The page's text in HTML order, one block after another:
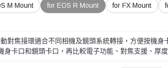
M Mount for EOS R Mount for FX Mount
對焦接環適合不同相機及鏡頭系統轉接，方便按機身
身卡口和鏡頭卡口，再比較電子功能、對焦支援、厚